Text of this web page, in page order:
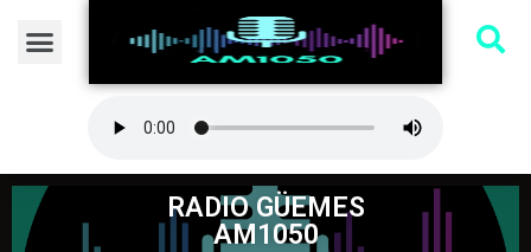
RADIO GÜEMES
AM1050